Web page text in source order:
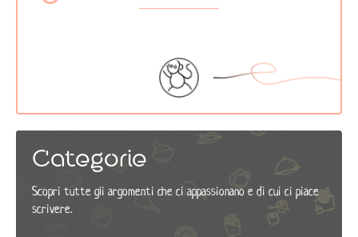
Categorie
Scopri tutte gli argomenti che ci appassionano e di cui ci piace
scrivere.